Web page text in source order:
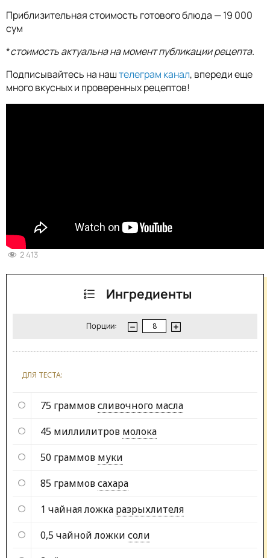
Приблизительная стоимость готового блюда — 19 000
сум
*стоимость актуальна на момент публикации рецепта.
Подписывайтесь на наштелеграм канал, впереди еще
много вкусных и проверенных рецептов!
2 413
Ингредиенты
Порции:
ДЛЯ ТЕСТА:
75 граммовсливочного масла
45 миллилитров молока
50 граммов муки
85 граммовсахара
1 чайная ложка разрыхлителя
0,5 чайной ложки соли